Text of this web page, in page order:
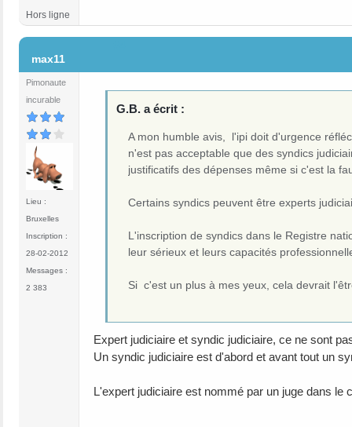
Hors ligne
max11
Pimonaute
incurable
Lieu :
Bruxelles
Inscription :
28-02-2012
Messages :
2 383
G.B. a écrit :
A mon humble avis, l'ipi doit d'urgence
n'est pas acceptable que des syndics
justificatifs des dépenses même si c'est la
Certains syndics peuvent être experts
L'inscription de syndics dans le Registre
leur sérieux et leurs capacités
Si c'est un plus à mes yeux, cela devrait
Expert judiciaire et syndic judiciaire, ce ne sont
Un syndic judiciaire est d'abord et avant tout un
L'expert judiciaire est nommé par un juge dans le